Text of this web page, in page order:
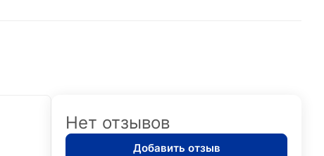
Нет отзывов
Добавить отзыв